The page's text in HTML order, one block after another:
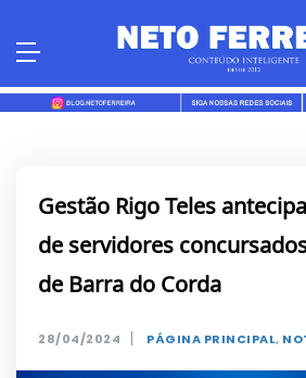
Gestão Rigo Teles
de servidores
de Barra do Corda
28/04/2024 | PÁGINA PRINCIPAL,